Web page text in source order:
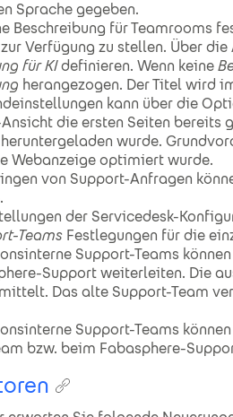
Sprache gegeben.
Beschreibung für Teamrooms
Verfügung zu stellen. Über
für KIdefinieren. Wenn keine
herangezogen. Der Titel wird
kann über die
die ersten Seiten bereits
wurde.
Webanzeige optimiert wurde.
von Support-Anfragen
der Servicedesk-
Teams Festlegungen für die
Support-Teams
Support weiterleiten. Die
Das alte Support-Team
Support-Teams
bzw. beim Fabasphere-